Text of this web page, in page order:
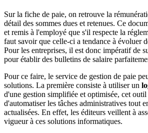
Sur la fiche de paie, on retrouve la
détail des sommes dues et retenues. Ce
et remis à l'employé que s'il respecte la
faut savoir que celle-ci a tendance à évoluer
Pour les entreprises, il est donc impératif de
pour établir des bulletins de salaire
Pour ce faire, le service de gestion de paie
solutions. La première consiste à utiliser un
d'une gestion simplifiée et optimisée, cet
d'automatiser les tâches administratives tout
actualisées. En effet, les éditeurs veillent à
vigueur à ces solutions informatiques.